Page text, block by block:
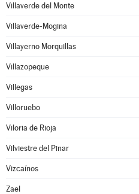
Villaverde del Monte
Villaverde-Mogina
Villayerno Morquillas
Villazopeque
Villegas
Villoruebo
Viloria de Rioja
Vilviestre del Pinar
Vizcaínos
Zael